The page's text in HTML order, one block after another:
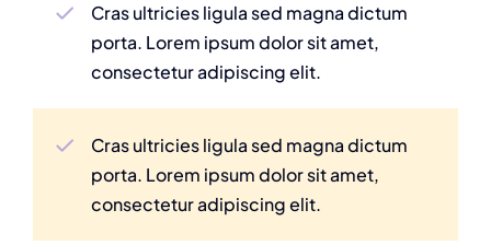
Cras ultricies ligula sed magna dictum
porta. Lorem ipsum dolor sit amet,
consectetur adipiscing elit.
Cras ultricies ligula sed magna dictum
porta. Lorem ipsum dolor sit amet,
consectetur adipiscing elit.